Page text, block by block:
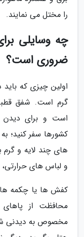
را مختل می نمایند.
چه وسایلی
ضروری است؟
اولین چیزی که
گرم است. شفق
است و برای دیدن
کشورها سفر کنید؛
های چند لایه و گرم
و لباس های
کفش ها یا چکمه
محافظت از پاهای
مخصوص به دیدنی